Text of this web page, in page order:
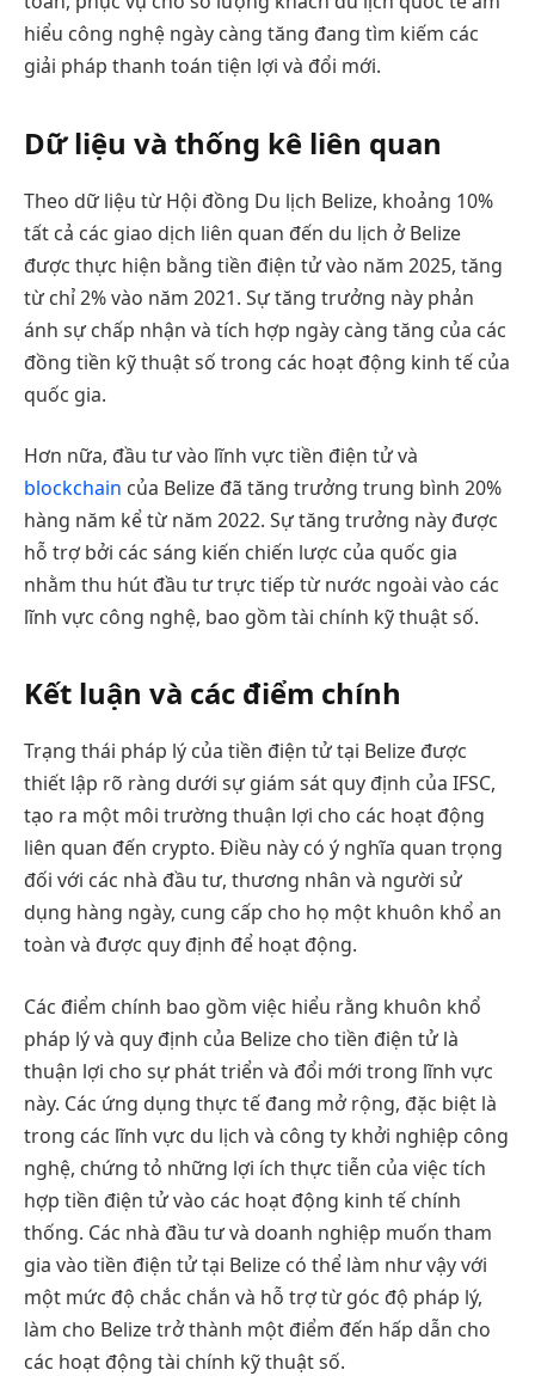
hiểu công nghệ ngày càng tăng đang tìm kiếm các
giải pháp thanh toán tiện lợi và đổi mới.
Dữ liệu và thống kê liên quan
Theo dữ liệu từ Hội đồng Du lịch Belize, khoảng 10%
tất cả các giao dịch liên quan đến du lịch ở Belize
được thực hiện bằng tiền điện tử vào năm 2025, tăng
từ chỉ 2% vào năm 2021. Sự tăng trưởng này phản
ánh sự chấp nhận và tích hợp ngày càng tăng của các
đồng tiền kỹ thuật số trong các hoạt động kinh tế của
quốc gia.
Hơn nữa, đầu tư vào lĩnh vực tiền điện tử và
blockchain của Belize đã tăng trưởng trung bình 20%
hàng năm kể từ năm 2022. Sự tăng trưởng này được
hỗ trợ bởi các sáng kiến chiến lược của quốc gia
nhằm thu hút đầu tư trực tiếp từ nước ngoài vào các
lĩnh vực công nghệ, bao gồm tài chính kỹ thuật số.
Kết luận và các điểm chính
Trạng thái pháp lý của tiền điện tử tại Belize được
thiết lập rõ ràng dưới sự giám sát quy định của IFSC,
tạo ra một môi trường thuận lợi cho các hoạt động
liên quan đến crypto. Điều này có ý nghĩa quan trọng
đối với các nhà đầu tư, thương nhân và người sử
dụng hàng ngày, cung cấp cho họ một khuôn khổ an
toàn và được quy định để hoạt động.
Các điểm chính bao gồm việc hiểu rằng khuôn khổ
pháp lý và quy định của Belize cho tiền điện tử là
thuận lợi cho sự phát triển và đổi mới trong lĩnh vực
này. Các ứng dụng thực tế đang mở rộng, đặc biệt là
trong các lĩnh vực du lịch và công ty khởi nghiệp công
nghệ, chứng tỏ những lợi ích thực tiễn của việc tích
hợp tiền điện tử vào các hoạt động kinh tế chính
thống. Các nhà đầu tư và doanh nghiệp muốn tham
gia vào tiền điện tử tại Belize có thể làm như vậy với
một mức độ chắc chắn và hỗ trợ từ góc độ pháp lý,
làm cho Belize trở thành một điểm đến hấp dẫn cho
các hoạt động tài chính kỹ thuật số.